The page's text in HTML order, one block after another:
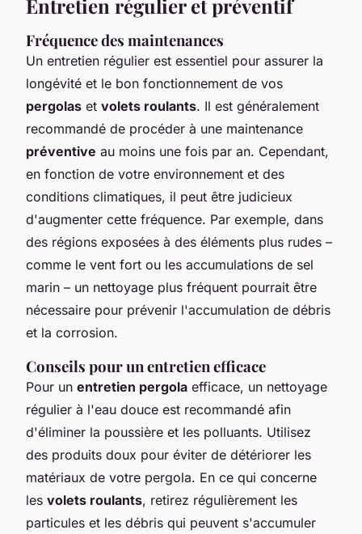
Entretien régulier et préventif
Fréquence des maintenances
Un entretien régulier est essentiel pour assurer la
longévité et le bon fonctionnement de vos
pergolas et volets roulants. Il est généralement
recommandé de procéder à une maintenance
préventive au moins une fois par an. Cependant,
en fonction de votre environnement et des
conditions climatiques, il peut être judicieux
d'augmenter cette fréquence. Par exemple, dans
des régions exposées à des éléments plus rudes –
comme le vent fort ou les accumulations de sel
marin – un nettoyage plus fréquent pourrait être
nécessaire pour prévenir l'accumulation de débris
et la corrosion.
Conseils pour un entretien efficace
Pour un entretien pergola efficace, un nettoyage
régulier à l'eau douce est recommandé afin
d'éliminer la poussière et les polluants. Utilisez
des produits doux pour éviter de détériorer les
matériaux de votre pergola. En ce qui concerne
les volets roulants, retirez régulièrement les
particules et les débris qui peuvent s'accumuler